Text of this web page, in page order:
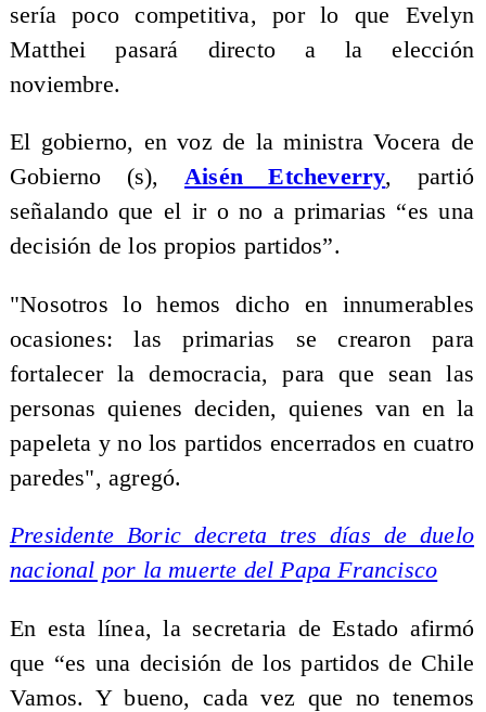
sería poco competitiva, por lo que Evelyn
Matthei pasará directo a la elección
noviembre.
El gobierno, en voz de la ministra Vocera de
Gobierno (s), Aisén Etcheverry, partió
señalando que el ir o no a primarias “es una
decisión de los propios partidos”.
"Nosotros lo hemos dicho en innumerables
ocasiones: las primarias se crearon para
fortalecer la democracia, para que sean las
personas quienes deciden, quienes van en la
papeleta y no los partidos encerrados en cuatro
paredes", agregó.
Presidente Boric decreta tres días de duelo
nacional por la muerte del Papa Francisco
En esta línea, la secretaria de Estado afirmó
que “es una decisión de los partidos de Chile
Vamos. Y bueno, cada vez que no tenemos